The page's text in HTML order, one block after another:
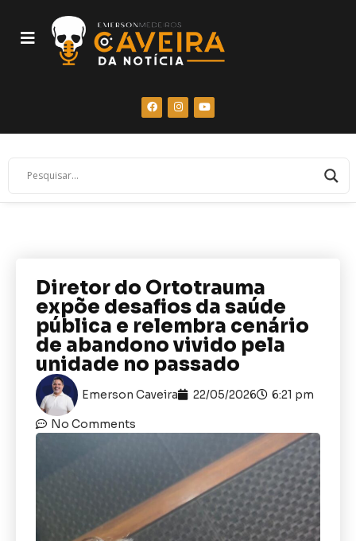
Diretor do Ortotrauma
expõe desafios da saúde
pública e relembra cenário
de abandono vivido pela
unidade no passado
Emerson Caveira 22/05/2026 6:21 pm
No Comments